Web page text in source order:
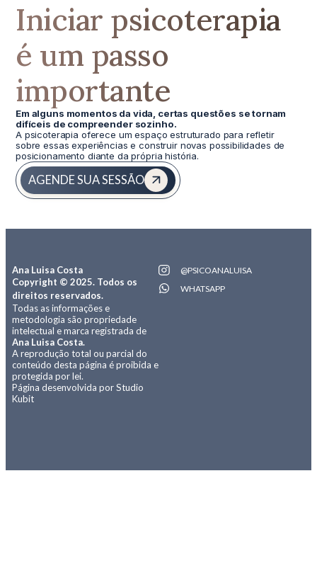
Iniciar psicoterapia
é um passo
importante
Em alguns momentos da vida, certas questões se tornam
difíceis de compreender sozinho.
A psicoterapia oferece um espaço estruturado para refletir
sobre essas experiências e construir novas possibilidades de
posicionamento diante da própria história.
AGENDE SUA SESSÃO
Ana Luisa Costa
Copyright © 2025. Todos os
direitos reservados.
Todas as informações e
metodologia são propriedade
intelectual e marca registrada de
Ana Luisa Costa.
A reprodução total ou parcial do
conteúdo desta página é proibida e
protegida por lei.
Página desenvolvida por Studio
Kubit
@PSICOANALUISA
WHATSAPP